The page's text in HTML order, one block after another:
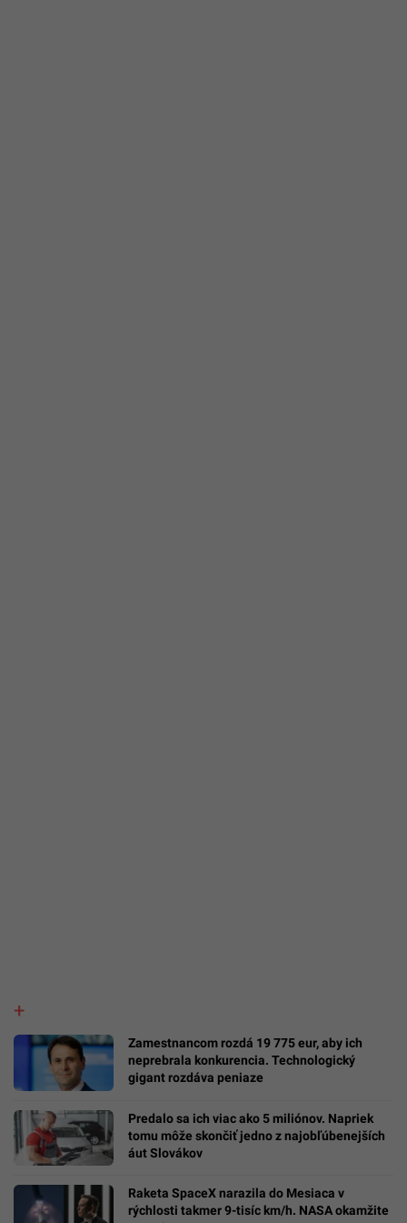
Zamestnancom rozdá 19 775 eur, aby ich
neprebrala konkurencia. Technologický
gigant rozdáva peniaze
Predalo sa ich viac ako 5 miliónov. Napriek
tomu môže skončiť jedno z najobľúbenejších
áut Slovákov
Raketa SpaceX narazila do Mesiaca v
rýchlosti takmer 9-tisíc km/h. NASA okamžite